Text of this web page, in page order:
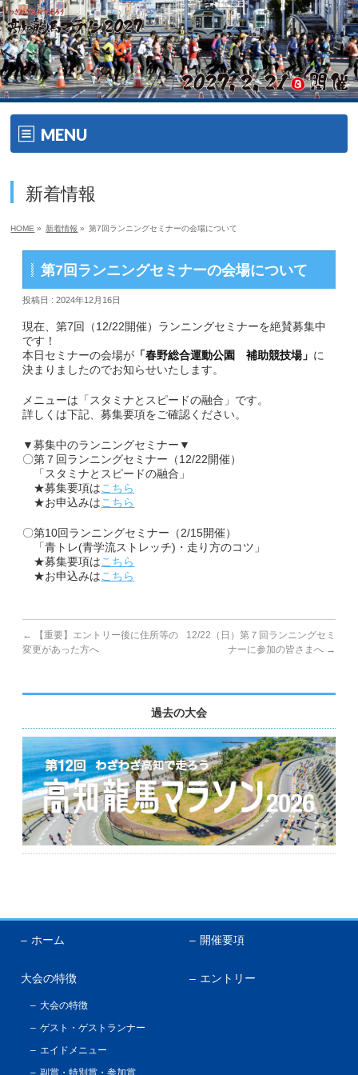
MENU
大会の特徴
エイドメニュー
エントリー
コース&アクセス
コース（給水、関門等）
アクセス
Q&A
新着情報
HOME » 新着情報 » 第7回ランニングセミナーの会場について
第7回ランニングセミナーの会場について
投稿日 : 2024年12月16日
現在、第7回（12/22開催）ランニングセミナーを絶賛募集中
です！
本日セミナーの会場が 「春野総合運動公園 補助競技場」 に
決まりましたのでお知らせいたします。
メニューは「スタミナとスピードの融合」です。
詳しくは下記、募集要項をご確認ください。
▼募集中のランニングセミナー▼
〇第７回ランニングセミナー（12/22開催）
「スタミナとスピードの融合」
★募集要項はこちら
★お申込みはこちら
〇第10回ランニングセミナー（2/15開催）
「青トレ(青学流ストレッチ)・走り方のコツ」
★募集要項はこちら
★お申込みはこちら
←
【重要】エントリー後に住所等の
変更があった方へ
12/22（日）第７回ランニングセミ
ナーに参加の皆さまへ →
過去の大会
ホーム 開催要項
大会の特徴
大会の特徴
ゲスト・ゲストランナー
エイドメニュー
副賞・特別賞・参加賞
エントリー